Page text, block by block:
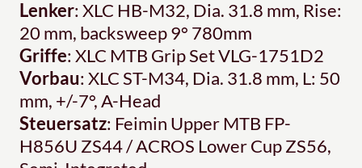
Lenker: XLC HB-M32, Dia. 31.8 mm, Rise:
20 mm, backsweep 9° 780mm
Griffe: XLC MTB Grip Set VLG-1751D2
Vorbau: XLC ST-M34, Dia. 31.8 mm, L: 50
mm, +/-7°, A-Head
Steuersatz: Feimin Upper MTB FP-
H856U ZS44 / ACROS Lower Cup ZS56,